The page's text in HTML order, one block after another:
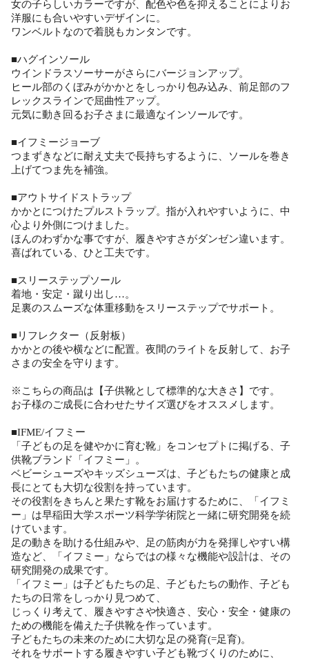
女の子らしいカラーですが、配色や色を抑えることによりお
洋服にも合いやすいデザインに。
ワンベルトなので着脱もカンタンです。
■ハグインソール
ウインドラスソーサーがさらにバージョンアップ。
ヒール部のくぼみがかかとをしっかり包み込み、前足部のフ
レックスラインで屈曲性アップ。
元気に動き回るお子さまに最適なインソールです。
■イフミージョーブ
つまずきなどに耐え丈夫で長持ちするように、ソールを巻き
上げてつま先を補強。
■アウトサイドストラップ
かかとにつけたプルストラップ。指が入れやすいように、中
心より外側につけました。
ほんのわずかな事ですが、履きやすさがダンゼン違います。
喜ばれている、ひと工夫です。
■スリーステップソール
着地・安定・蹴り出し…。
足裏のスムーズな体重移動をスリーステップでサポート。
■リフレクター（反射板）
かかとの後や横などに配置。夜間のライトを反射して、お子
さまの安全を守ります。
※こちらの商品は【子供靴として標準的な大きさ】です。
お子様のご成長に合わせたサイズ選びをオススメします。
■IFME/イフミー
「子どもの足を健やかに育む靴」をコンセプトに掲げる、子
供靴ブランド「イフミー」。
ベビーシューズやキッズシューズは、子どもたちの健康と成
長にとても大切な役割を持っています。
その役割をきちんと果たす靴をお届けするために、「イフミ
ー」は早稲田大学スポーツ科学学術院と一緒に研究開発を続
けています。
足の動きを助ける仕組みや、足の筋肉が力を発揮しやすい構
造など、「イフミー」ならではの様々な機能や設計は、その
研究開発の成果です。
「イフミー」は子どもたちの足、子どもたちの動作、子ども
たちの日常をしっかり見つめて、
じっくり考えて、履きやすさや快適さ、安心・安全・健康の
ための機能を備えた子供靴を作っています。
子どもたちの未来のために大切な足の発育(=足育)。
それをサポートする履きやすい子ども靴づくりのために、